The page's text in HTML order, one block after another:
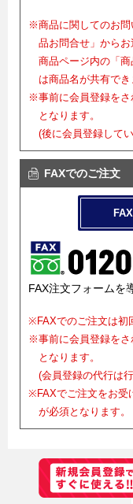
※商品に関してのお問
品お問合せ」からお
商品ページ内の「
は商品名が共有でき
※事前に会員登録をさ
となります。
(後に会員登録して
FAXでのご注文
FAX注文フォームを
※FAXでのご注文は初
※事前に会員登録をさ
となります。
(会員登録の代行は
※FAXでご注文をお受
が必須となります。